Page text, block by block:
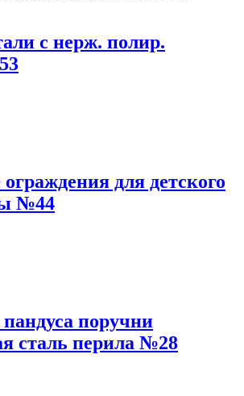
с нерж. полир.
для детского
№44
поручни
сталь перила №28